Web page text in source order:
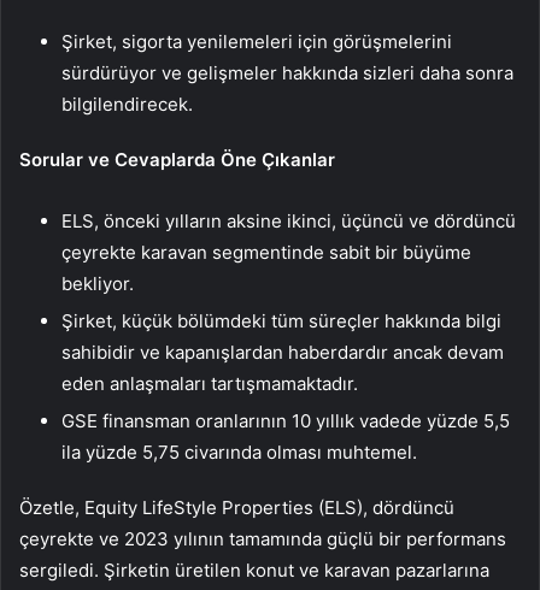
Şirket, sigorta yenilemeleri için görüşmelerini
sürdürüyor ve gelişmeler hakkında sizleri daha sonra
bilgilendirecek.
Sorular ve Cevaplarda Öne Çıkanlar
ELS, önceki yılların aksine ikinci, üçüncü ve dördüncü
çeyrekte karavan segmentinde sabit bir büyüme
bekliyor.
Şirket, küçük bölümdeki tüm süreçler hakkında bilgi
sahibidir ve kapanışlardan haberdardır ancak devam
eden anlaşmaları tartışmamaktadır.
GSE finansman oranlarının 10 yıllık vadede yüzde 5,5
ila yüzde 5,75 civarında olması muhtemel.
Özetle, Equity LifeStyle Properties (ELS), dördüncü
çeyrekte ve 2023 yılının tamamında güçlü bir performans
sergiledi. Şirketin üretilen konut ve karavan pazarlarına